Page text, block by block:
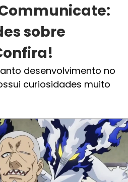
sobre
desenvolvimento no
curiosidades muito